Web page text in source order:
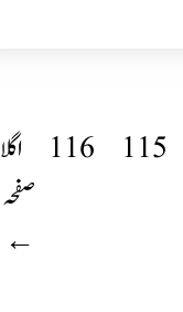
115
116
اگلا
صفحہ
←